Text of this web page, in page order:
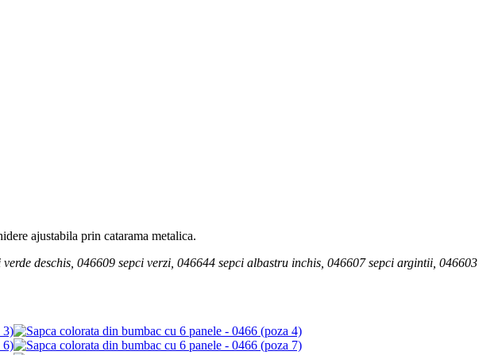
ajustabila prin catarama metalica.
deschis, 046609 sepci verzi, 046644 sepci albastru inchis, 046607 sepci argintii, 046603